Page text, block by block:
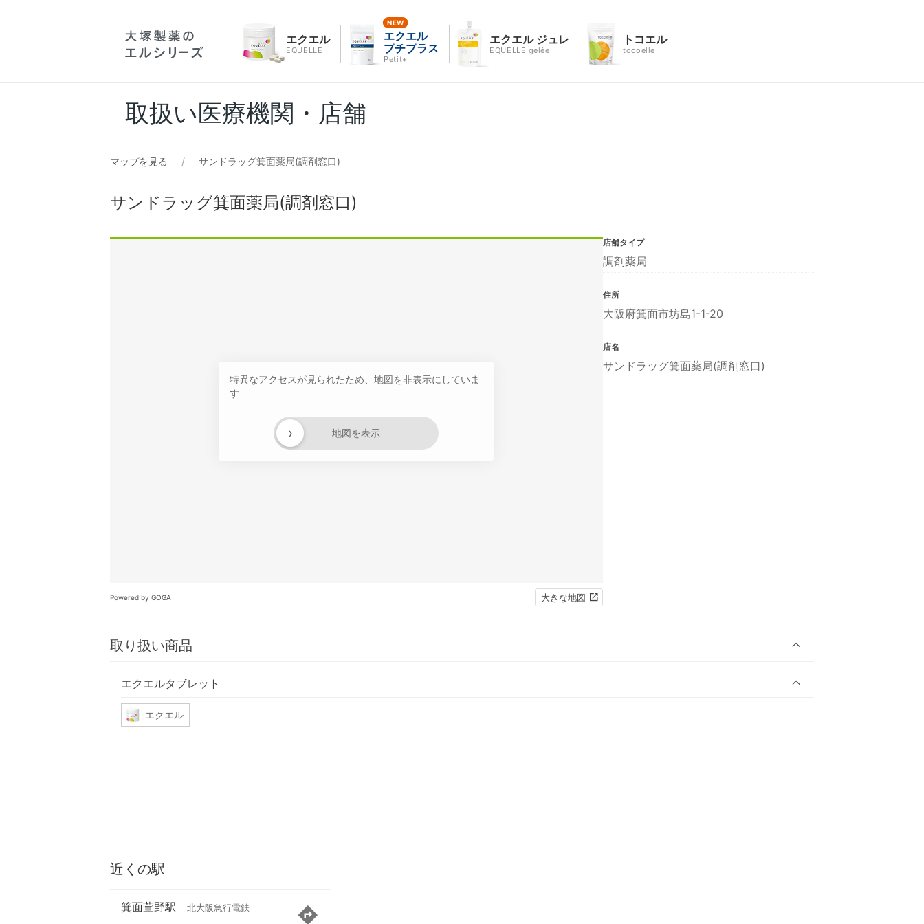
エクエル
EQUELLE
エクエル
プチプラス
Petit+
エクエル ジュレ
EQUELLE gelée
トコエル
tocoelle
取扱い医療機関・店舗
マップを見る サンドラッグ箕面薬局(調剤窓口)
サンドラッグ箕面薬局(調剤窓口)
特異なアクセスが見られたため、地図を非表示にしていま
す
地図を表示
›
Powered by GOGA 大きな地図
取り扱い商品
エクエルタブレット
エクエル
店舗タイプ
調剤薬局
住所
大阪府箕面市坊島1-1-20
店名
サンドラッグ箕面薬局(調剤窓口)
近くの駅
箕面萱野駅 北大阪急行電鉄